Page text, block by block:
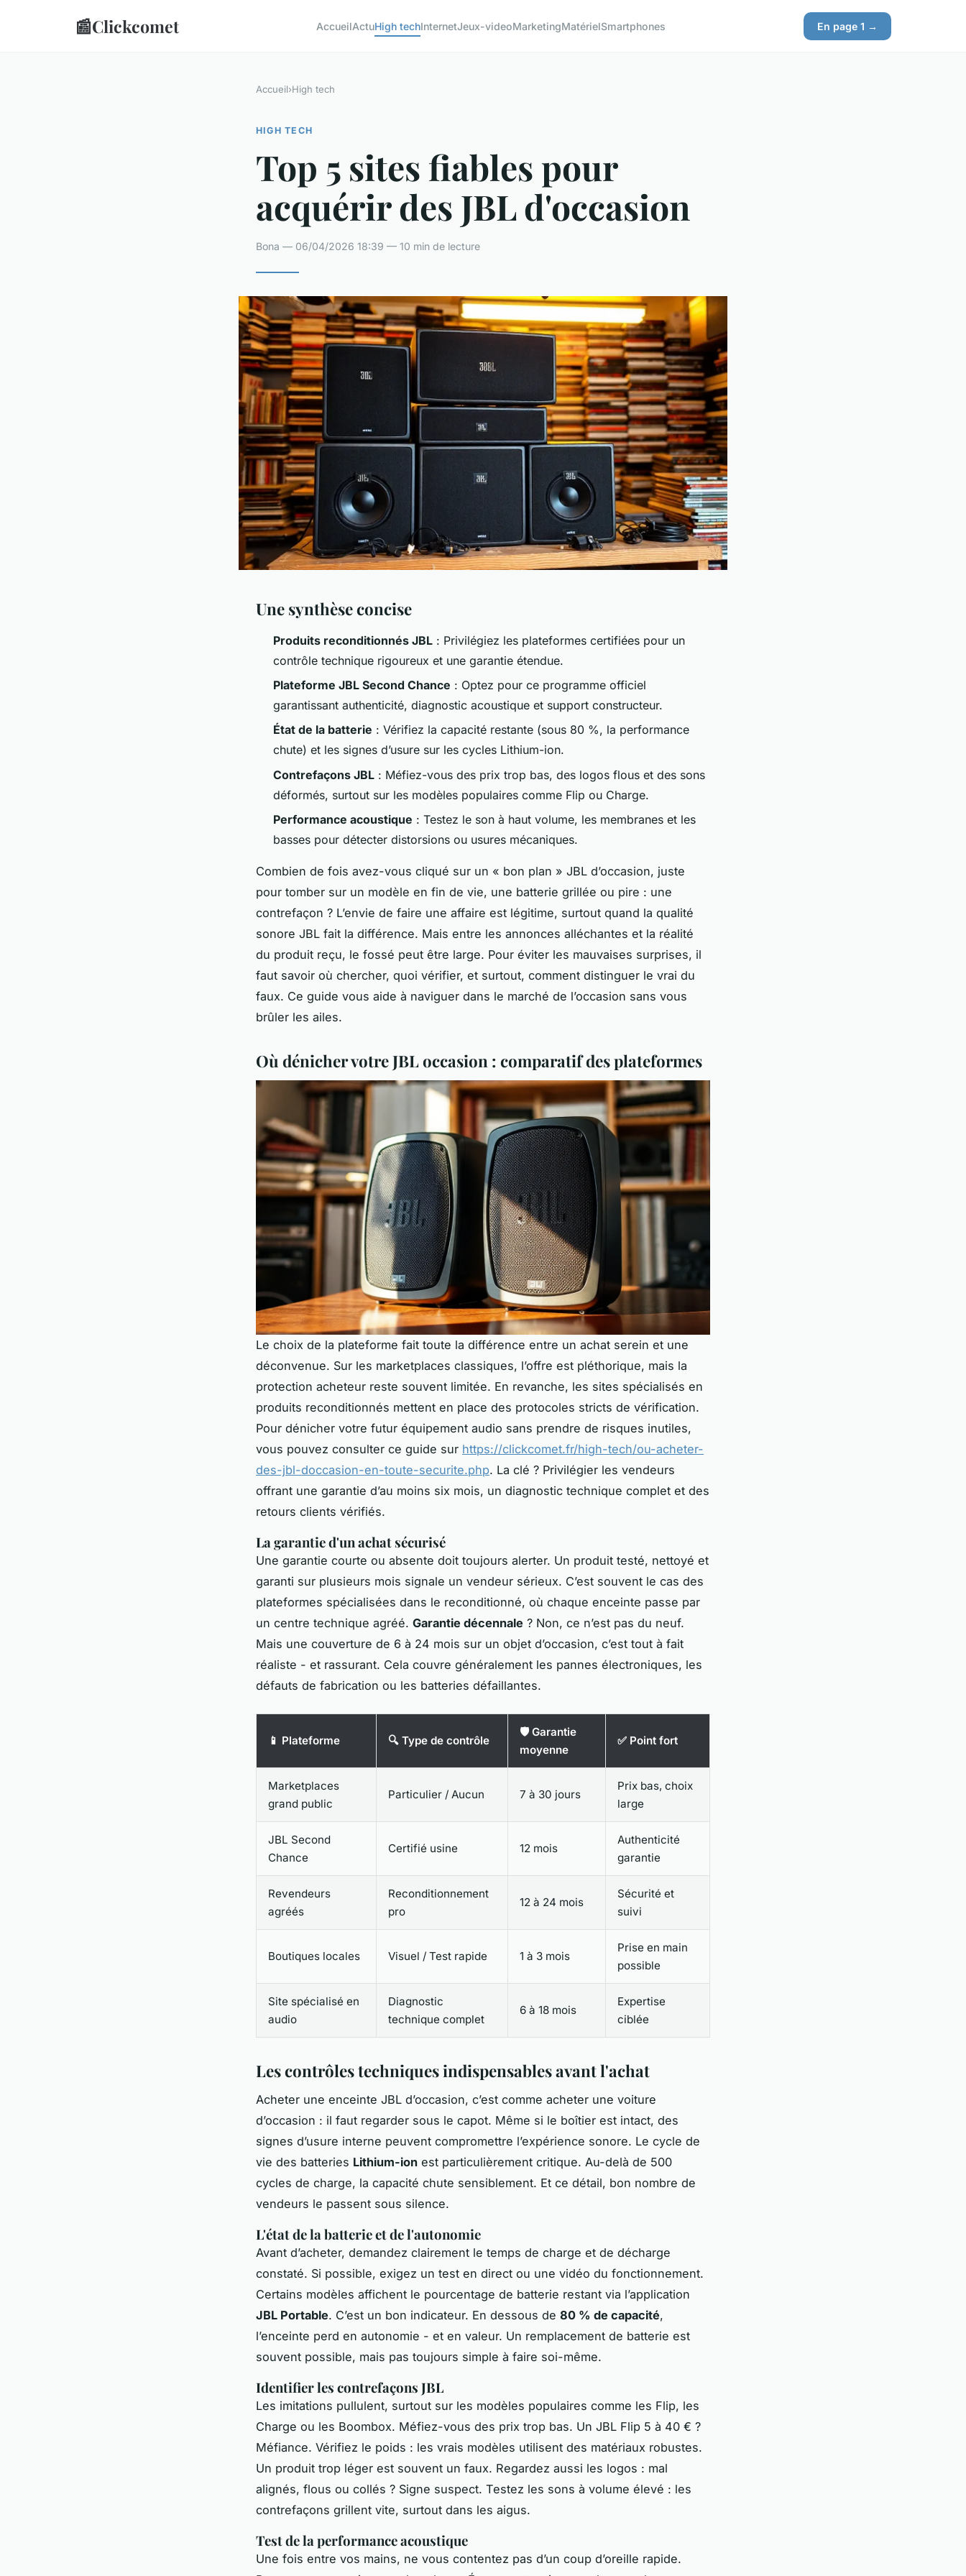
📰Clickcomet AccueilActuHigh techInternetJeux-videoMarketingMatérielSmartphones En page 1 →
Accueil›High tech
HIGH TECH
Top 5 sites fiables pour
acquérir des JBL d'occasion
Bona — 06/04/2026 18:39 — 10 min de lecture
Une synthèse concise
Produits reconditionnés JBL : Privilégiez les plateformes certifiées pour un
contrôle technique rigoureux et une garantie étendue.
Plateforme JBL Second Chance : Optez pour ce programme officiel
garantissant authenticité, diagnostic acoustique et support constructeur.
État de la batterie : Vérifiez la capacité restante (sous 80 %, la performance
chute) et les signes d’usure sur les cycles Lithium-ion.
Contrefaçons JBL : Méfiez-vous des prix trop bas, des logos flous et des sons
déformés, surtout sur les modèles populaires comme Flip ou Charge.
Performance acoustique : Testez le son à haut volume, les membranes et les
basses pour détecter distorsions ou usures mécaniques.
Combien de fois avez-vous cliqué sur un « bon plan » JBL d’occasion, juste
pour tomber sur un modèle en fin de vie, une batterie grillée ou pire : une
contrefaçon ? L’envie de faire une affaire est légitime, surtout quand la qualité
sonore JBL fait la différence. Mais entre les annonces alléchantes et la réalité
du produit reçu, le fossé peut être large. Pour éviter les mauvaises surprises, il
faut savoir où chercher, quoi vérifier, et surtout, comment distinguer le vrai du
faux. Ce guide vous aide à naviguer dans le marché de l’occasion sans vous
brûler les ailes.
Où dénicher votre JBL occasion : comparatif des plateformes
Le choix de la plateforme fait toute la différence entre un achat serein et une
déconvenue. Sur les marketplaces classiques, l’offre est pléthorique, mais la
protection acheteur reste souvent limitée. En revanche, les sites spécialisés en
produits reconditionnés mettent en place des protocoles stricts de vérification.
Pour dénicher votre futur équipement audio sans prendre de risques inutiles,
vous pouvez consulter ce guide sur https://clickcomet.fr/high-tech/ou-acheter-
des-jbl-doccasion-en-toute-securite.php. La clé ? Privilégier les vendeurs
offrant une garantie d’au moins six mois, un diagnostic technique complet et des
retours clients vérifiés.
La garantie d'un achat sécurisé
Une garantie courte ou absente doit toujours alerter. Un produit testé, nettoyé et
garanti sur plusieurs mois signale un vendeur sérieux. C’est souvent le cas des
plateformes spécialisées dans le reconditionné, où chaque enceinte passe par
un centre technique agréé. Garantie décennale ? Non, ce n’est pas du neuf.
Mais une couverture de 6 à 24 mois sur un objet d’occasion, c’est tout à fait
réaliste - et rassurant. Cela couvre généralement les pannes électroniques, les
défauts de fabrication ou les batteries défaillantes.
📱 Plateforme 🔍 Type de contrôle
🛡️ Garantie
moyenne
✅ Point fort
Marketplaces
grand public
Particulier / Aucun 7 à 30 jours
Prix bas, choix
large
JBL Second
Chance
Certifié usine 12 mois
Authenticité
garantie
Revendeurs
agréés
Reconditionnement
pro
12 à 24 mois
Sécurité et
suivi
Boutiques locales Visuel / Test rapide 1 à 3 mois
Prise en main
possible
Site spécialisé en
audio
Diagnostic
technique complet
6 à 18 mois
Expertise
ciblée
Les contrôles techniques indispensables avant l'achat
Acheter une enceinte JBL d’occasion, c’est comme acheter une voiture
d’occasion : il faut regarder sous le capot. Même si le boîtier est intact, des
signes d’usure interne peuvent compromettre l’expérience sonore. Le cycle de
vie des batteries Lithium-ion est particulièrement critique. Au-delà de 500
cycles de charge, la capacité chute sensiblement. Et ce détail, bon nombre de
vendeurs le passent sous silence.
L'état de la batterie et de l'autonomie
Avant d’acheter, demandez clairement le temps de charge et de décharge
constaté. Si possible, exigez un test en direct ou une vidéo du fonctionnement.
Certains modèles affichent le pourcentage de batterie restant via l’application
JBL Portable. C’est un bon indicateur. En dessous de 80 % de capacité,
l’enceinte perd en autonomie - et en valeur. Un remplacement de batterie est
souvent possible, mais pas toujours simple à faire soi-même.
Identifier les contrefaçons JBL
Les imitations pullulent, surtout sur les modèles populaires comme les Flip, les
Charge ou les Boombox. Méfiez-vous des prix trop bas. Un JBL Flip 5 à 40 € ?
Méfiance. Vérifiez le poids : les vrais modèles utilisent des matériaux robustes.
Un produit trop léger est souvent un faux. Regardez aussi les logos : mal
alignés, flous ou collés ? Signe suspect. Testez les sons à volume élevé : les
contrefaçons grillent vite, surtout dans les aigus.
Test de la performance acoustique
Une fois entre vos mains, ne vous contentez pas d’un coup d’oreille rapide.